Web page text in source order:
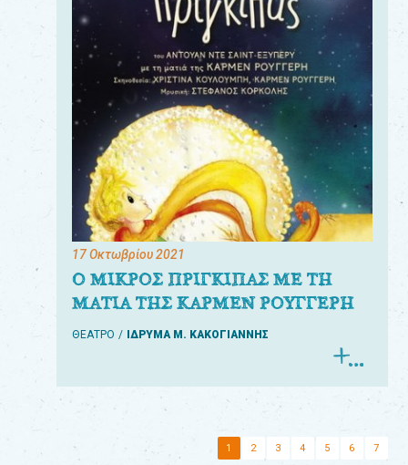
17 Οκτωβρίου 2021
Ο ΜΙΚΡΟΣ ΠΡΙΓΚΙΠΑΣ ΜΕ ΤΗ
ΜΑΤΙΑ ΤΗΣ ΚΑΡΜΕΝ ΡΟΥΓΓΕΡΗ
ΘΕΑΤΡΟ ΙΔΡΥΜΑ Μ. ΚΑΚΟΓΙΑΝΝΗΣ
1 2 3 4 5 6 7